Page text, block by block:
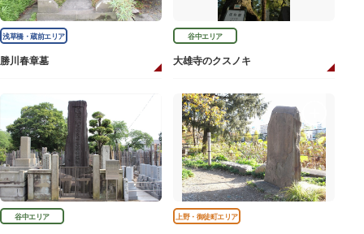
浅草橋・蔵前エリア
勝川春章墓
谷中エリア
大雄寺のクスノキ
谷中エリア 上野・御徒町エリア